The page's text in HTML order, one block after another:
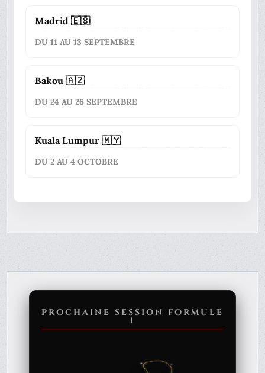
Madrid 🇪🇸
DU 11 AU 13 SEPTEMBRE
Bakou 🇦🇿
DU 24 AU 26 SEPTEMBRE
Kuala Lumpur 🇲🇾
DU 2 AU 4 OCTOBRE
PROCHAINE SESSION FORMULE
1